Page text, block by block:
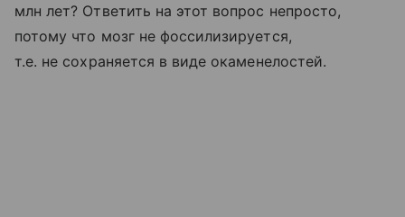
млн лет? Ответить на этот вопрос непросто,
потому что мозг не фоссилизируется,
т.е. не сохраняется в виде окаменелостей.